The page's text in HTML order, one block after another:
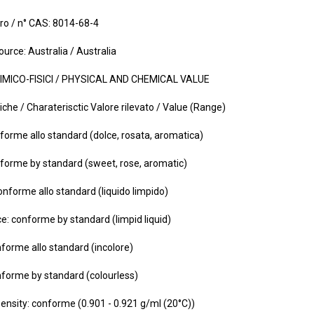
/ n° CAS: 8014-68-4
Australia / Australia
FISICI / PHYSICAL AND CHEMICAL VALUE
/ Charaterisctic Valore rilevato / Value (Range)
allo standard (dolce, rosata, aromatica)
by standard (sweet, rose, aromatic)
allo standard (liquido limpido)
conforme by standard (limpid liquid)
allo standard (incolore)
by standard (colourless)
conforme (0.901 - 0.921 g/ml (20°C))